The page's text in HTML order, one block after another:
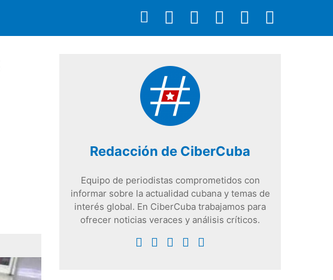
Redacción de CiberCuba
Equipo de periodistas comprometidos con
informar sobre la actualidad cubana y temas de
interés global. En CiberCuba trabajamos para
ofrecer noticias veraces y análisis críticos.